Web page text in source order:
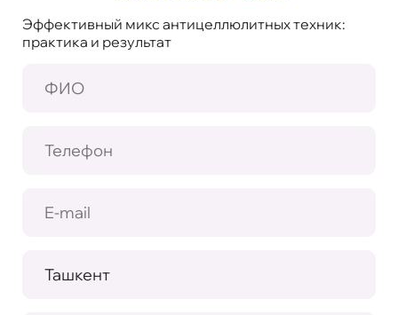
Эффективный микс антицеллюлитных техник:
практика и результат